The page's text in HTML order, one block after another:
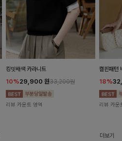
킹밋배색 카라니트
10%29,900 원33,200원
리뷰 카운트 영역
캘핀패턴
18%
리뷰 카운
더보기